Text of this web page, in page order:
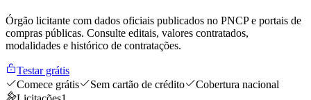
Órgão licitante com dados oficiais publicados no PNCP e portais de
compras públicas. Consulte editais, valores contratados,
modalidades e histórico de contratações.
Testar grátis
Comece grátis
Sem cartão de crédito
Cobertura nacional